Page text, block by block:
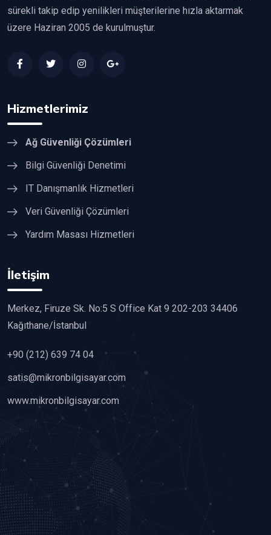
sürekli takip edip yenilikleri müşterilerine hızla aktarmak
üzere Haziran 2005 de kurulmuştur.
Hizmetlerimiz
Ağ Güvenliği Çözümleri
Bilgi Güvenliği Denetimi
IT Danışmanlık Hizmetleri
Veri Güvenliği Çözümleri
Yardım Masası Hizmetleri
İletişim
Merkez, Firuze Sk. No:5 S Office Kat 9 202-203 34406
Kağıthane/İstanbul
+90 (212) 639 74 04
satis@mikronbilgisayar.com
www.mikronbilgisayar.com